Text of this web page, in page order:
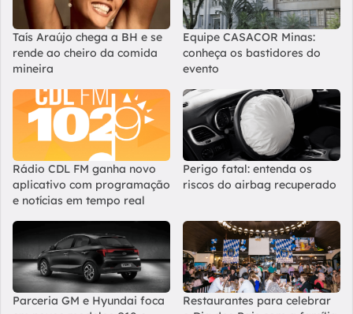
Taís Araújo chega a BH e se
rende ao cheiro da comida
mineira
Equipe CASACOR Minas:
conheça os bastidores do
evento
Rádio CDL FM ganha novo
aplicativo com programação
e notícias em tempo real
Perigo fatal: entenda os
riscos do airbag recuperado
Parceria GM e Hyundai foca
Restaurantes para celebrar